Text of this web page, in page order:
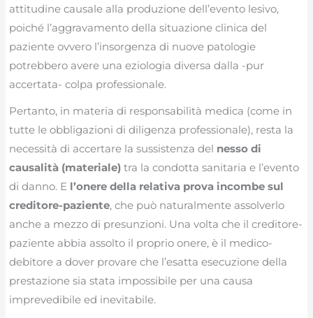
attitudine causale alla produzione dell’evento lesivo,
poiché l’aggravamento della situazione clinica del
paziente ovvero l’insorgenza di nuove patologie
potrebbero avere una eziologia diversa dalla -pur
accertata- colpa professionale.
Pertanto, in materia di responsabilità medica (come in
tutte le obbligazioni di diligenza professionale), resta la
necessità di accertare la sussistenza del nesso di
causalità (materiale) tra la condotta sanitaria e l’evento
di danno. E l’onere della relativa prova incombe sul
creditore-paziente, che può naturalmente assolverlo
anche a mezzo di presunzioni. Una volta che il creditore-
paziente abbia assolto il proprio onere, è il medico-
debitore a dover provare che l’esatta esecuzione della
prestazione sia stata impossibile per una causa
imprevedibile ed inevitabile.